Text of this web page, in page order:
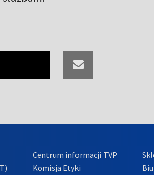
Centrum informacji TVP
Komisja Etyki